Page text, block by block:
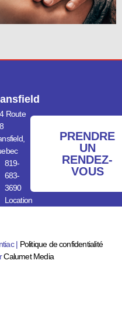
Route
819-
683-
3690
Location
PRENDRE
UN
RENDEZ-
VOUS
| Politique de confidentialité
Calumet Media